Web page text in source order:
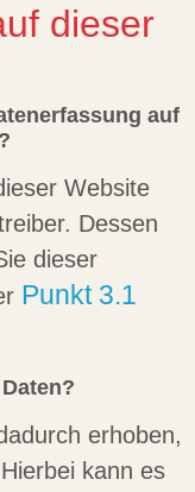
dieser
auf
Website
Dessen
dieser
Punkt 3.1
erhoben,
kann es